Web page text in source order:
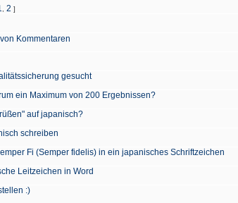
2 ]
Kommentaren
gesucht
ein Maximum von 200 Ergebnissen?
auf japanisch?
schreiben
Fi (Semper fidelis) in ein japanisches Schriftzeichen
Leitzeichen in Word
:)